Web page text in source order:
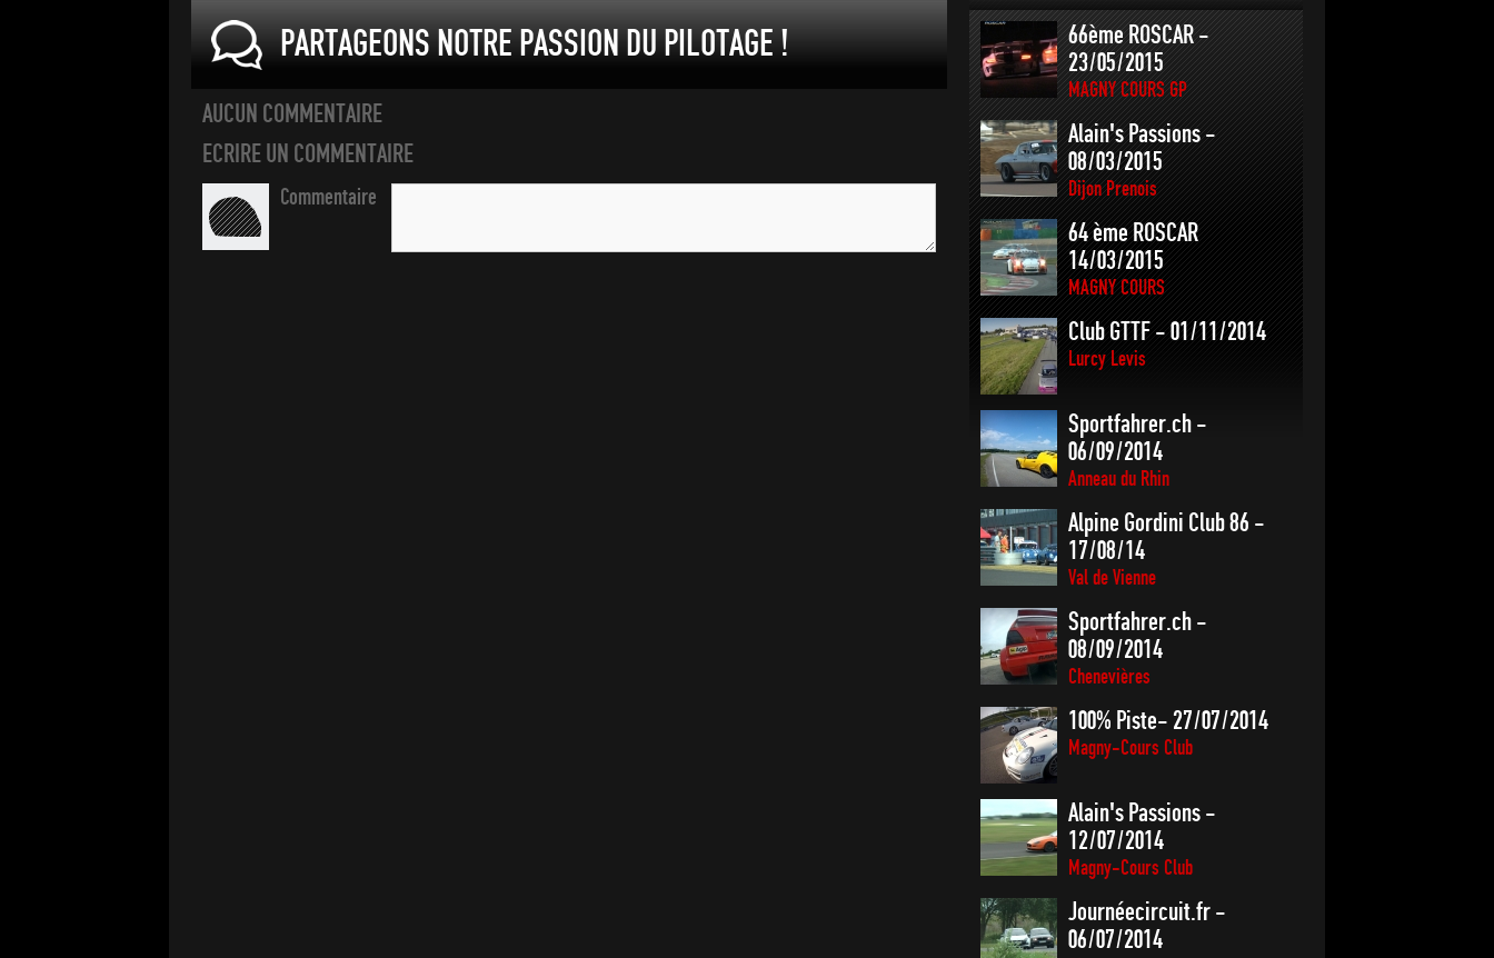
PARTAGEONS NOTRE PASSION DU PILOTAGE !
AUCUN COMMENTAIRE
ECRIRE UN COMMENTAIRE
Commentaire
66ème ROSCAR -
23/05/2015
MAGNY COURS GP
Alain's Passions -
08/03/2015
Dijon Prenois
64 ème ROSCAR
14/03/2015
MAGNY COURS
Club GTTF - 01/11/2014
Lurcy Levis
Sportfahrer.ch -
06/09/2014
Anneau du Rhin
Alpine Gordini Club 86 -
17/08/14
Val de Vienne
Sportfahrer.ch -
08/09/2014
Chenevières
100% Piste- 27/07/2014
Magny-Cours Club
Alain's Passions -
12/07/2014
Magny-Cours Club
Journéecircuit.fr -
06/07/2014